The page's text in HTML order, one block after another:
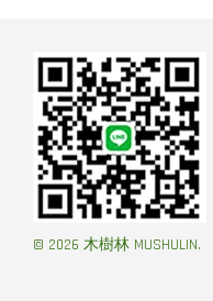
© 2026 木樹林 MUSHULIN.